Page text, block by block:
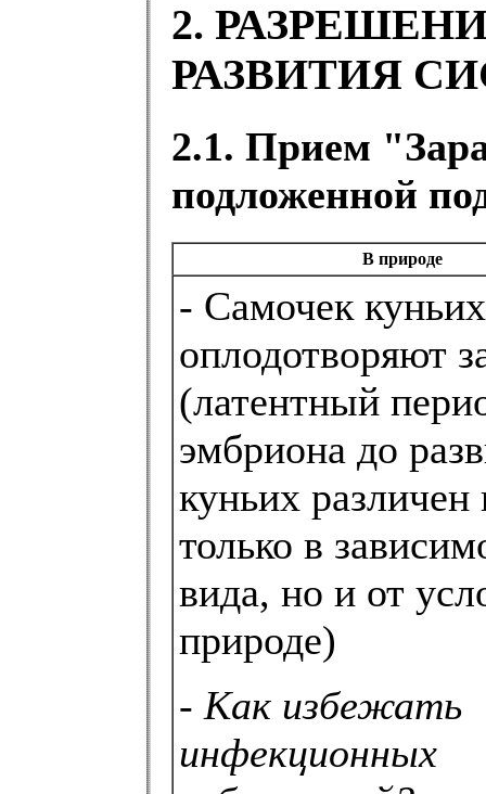
2.
РАЗВИТИЯ
2.1. Прием
подложенной
В природе
- Самочек куньих
оплодотворяют
(латентный
эмбриона до
куньих различен
только в
вида, но и от
природе)
- Как избежать
инфекционных